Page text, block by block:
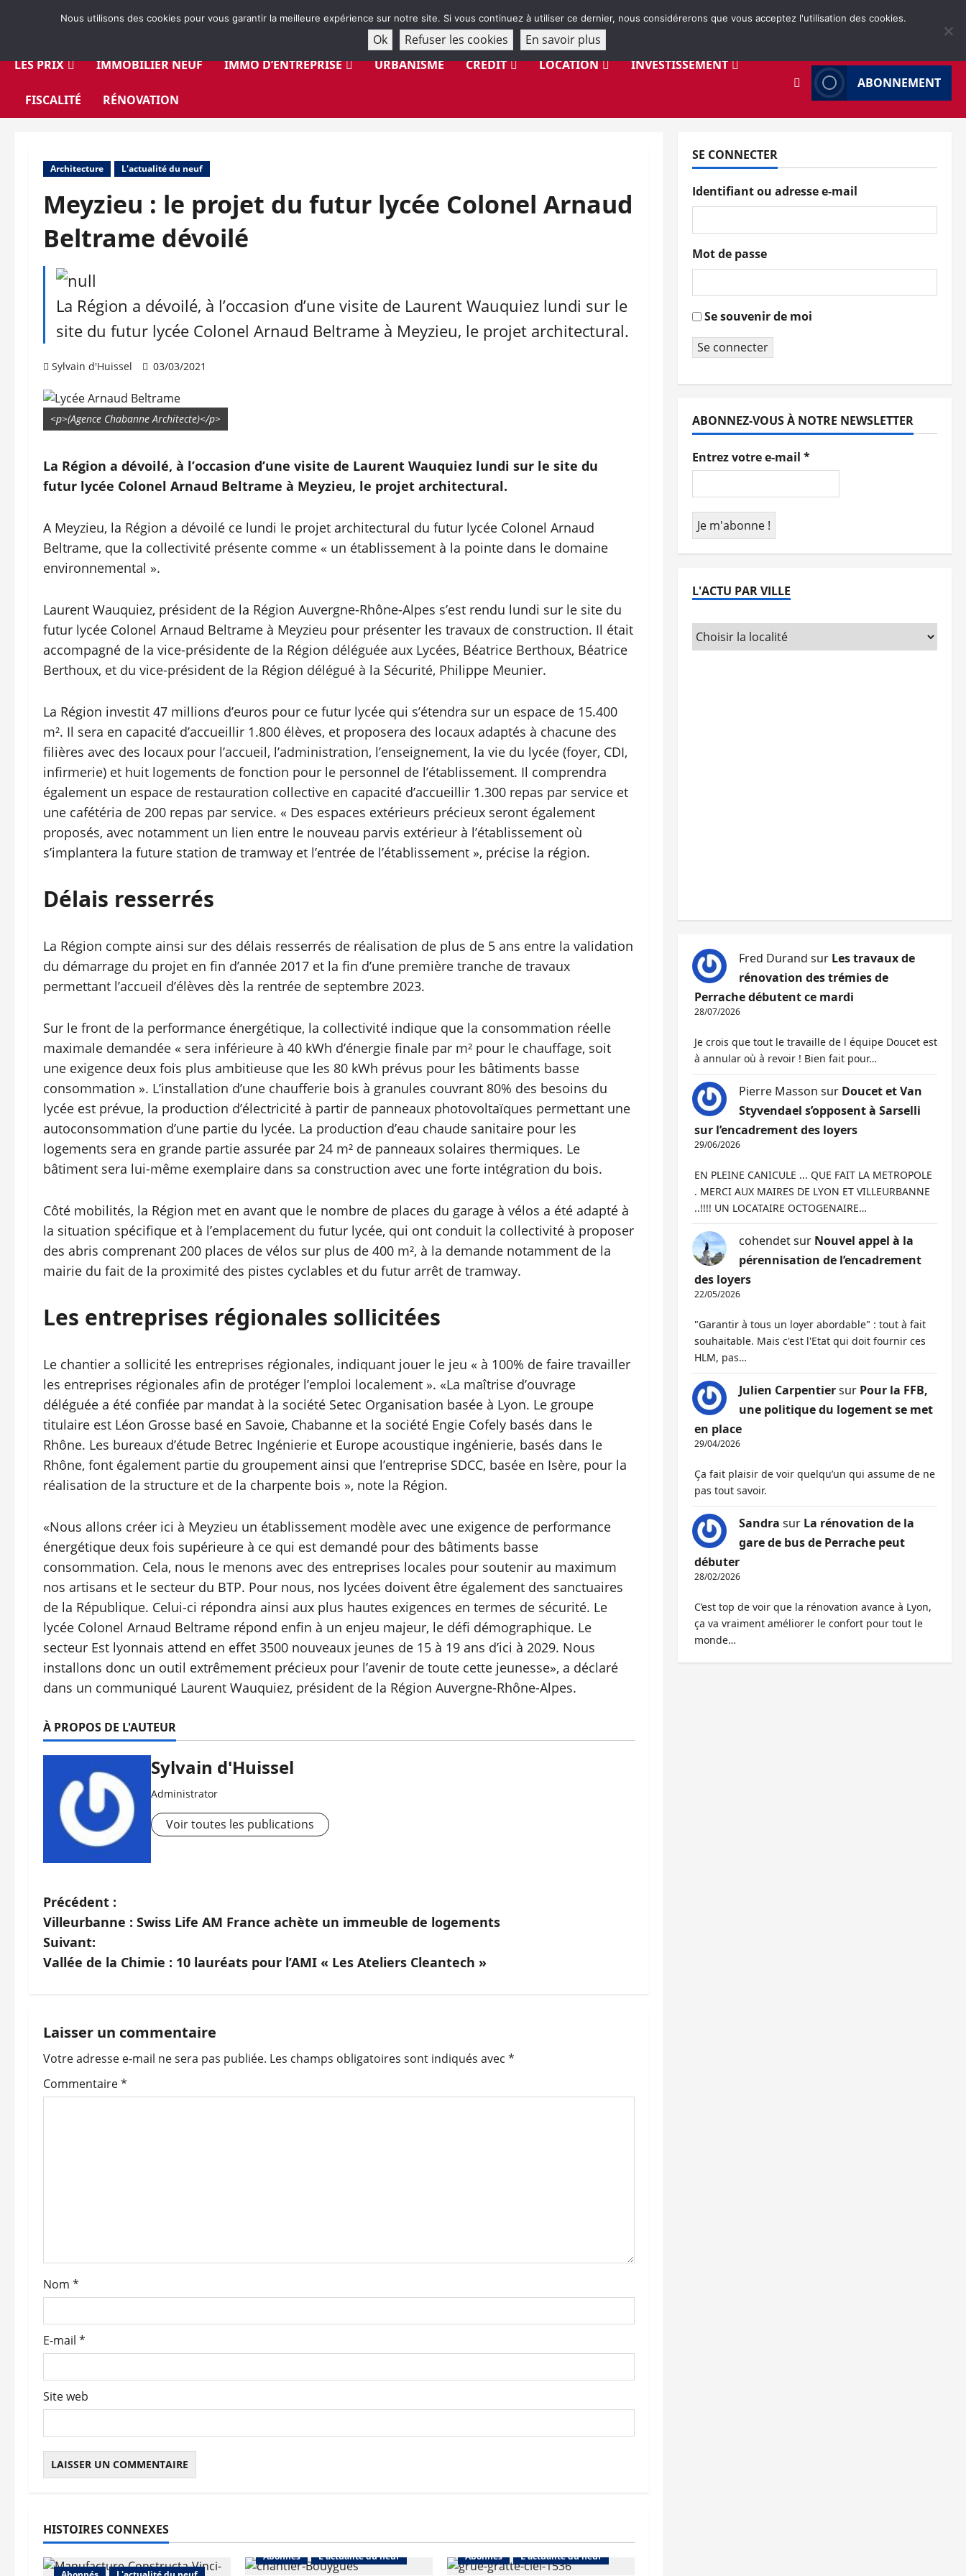
LES PRIX
IMMOBILIER NEUF IMMO D’ENTREPRISE URBANISME CRÉDIT LOCATION INVESTISSEMENT
FISCALITÉ RÉNOVATION
ABONNEMENT
Architecture L'actualité du neuf
Meyzieu : le projet du futur lycée Colonel Arnaud
Beltrame dévoilé
La Région a dévoilé, à l’occasion d’une visite de Laurent Wauquiez lundi sur le
site du futur lycée Colonel Arnaud Beltrame à Meyzieu, le projet architectural.
Sylvain d'Huissel 03/03/2021
<p>(Agence Chabanne Architecte)</p>
La Région a dévoilé, à l’occasion d’une visite de Laurent Wauquiez lundi sur le site du
futur lycée Colonel Arnaud Beltrame à Meyzieu, le projet architectural.
A Meyzieu, la Région a dévoilé ce lundi le projet architectural du futur lycée Colonel Arnaud
Beltrame, que la collectivité présente comme « un établissement à la pointe dans le domaine
environnemental ».
Laurent Wauquiez, président de la Région Auvergne-Rhône-Alpes s’est rendu lundi sur le site du
futur lycée Colonel Arnaud Beltrame à Meyzieu pour présenter les travaux de construction. Il était
accompagné de la vice-présidente de la Région déléguée aux Lycées, Béatrice Berthoux, Béatrice
Berthoux, et du vice-président de la Région délégué à la Sécurité, Philippe Meunier.
La Région investit 47 millions d’euros pour ce futur lycée qui s’étendra sur un espace de 15.400
m². Il sera en capacité d’accueillir 1.800 élèves, et proposera des locaux adaptés à chacune des
filières avec des locaux pour l’accueil, l’administration, l’enseignement, la vie du lycée (foyer, CDI,
infirmerie) et huit logements de fonction pour le personnel de l’établissement. Il comprendra
également un espace de restauration collective en capacité d’accueillir 1.300 repas par service et
une cafétéria de 200 repas par service. « Des espaces extérieurs précieux seront également
proposés, avec notamment un lien entre le nouveau parvis extérieur à l’établissement où
s’implantera la future station de tramway et l’entrée de l’établissement », précise la région.
Délais resserrés
La Région compte ainsi sur des délais resserrés de réalisation de plus de 5 ans entre la validation
du démarrage du projet en fin d’année 2017 et la fin d’une première tranche de travaux
permettant l’accueil d’élèves dès la rentrée de septembre 2023.
Sur le front de la performance énergétique, la collectivité indique que la consommation réelle
maximale demandée « sera inférieure à 40 kWh d’énergie finale par m² pour le chauffage, soit
une exigence deux fois plus ambitieuse que les 80 kWh prévus pour les bâtiments basse
consommation ». L’installation d’une chaufferie bois à granules couvrant 80% des besoins du
lycée est prévue, la production d’électricité à partir de panneaux photovoltaïques permettant une
autoconsommation d’une partie du lycée. La production d’eau chaude sanitaire pour les
logements sera en grande partie assurée par 24 m² de panneaux solaires thermiques. Le
bâtiment sera lui-même exemplaire dans sa construction avec une forte intégration du bois.
Côté mobilités, la Région met en avant que le nombre de places du garage à vélos a été adapté à
la situation spécifique et à l’emplacement du futur lycée, qui ont conduit la collectivité à proposer
des abris comprenant 200 places de vélos sur plus de 400 m², à la demande notamment de la
mairie du fait de la proximité des pistes cyclables et du futur arrêt de tramway.
Les entreprises régionales sollicitées
Le chantier a sollicité les entreprises régionales, indiquant jouer le jeu « à 100% de faire travailler
les entreprises régionales afin de protéger l’emploi localement ». «La maîtrise d’ouvrage
déléguée a été confiée par mandat à la société Setec Organisation basée à Lyon. Le groupe
titulaire est Léon Grosse basé en Savoie, Chabanne et la société Engie Cofely basés dans le
Rhône. Les bureaux d’étude Betrec Ingénierie et Europe acoustique ingénierie, basés dans le
Rhône, font également partie du groupement ainsi que l’entreprise SDCC, basée en Isère, pour la
réalisation de la structure et de la charpente bois », note la Région.
«Nous allons créer ici à Meyzieu un établissement modèle avec une exigence de performance
énergétique deux fois supérieure à ce qui est demandé pour des bâtiments basse
consommation. Cela, nous le menons avec des entreprises locales pour soutenir au maximum
nos artisans et le secteur du BTP. Pour nous, nos lycées doivent être également des sanctuaires
de la République. Celui-ci répondra ainsi aux plus hautes exigences en termes de sécurité. Le
lycée Colonel Arnaud Beltrame répond enfin à un enjeu majeur, le défi démographique. Le
secteur Est lyonnais attend en effet 3500 nouveaux jeunes de 15 à 19 ans d’ici à 2029. Nous
installons donc un outil extrêmement précieux pour l’avenir de toute cette jeunesse», a déclaré
dans un communiqué Laurent Wauquiez, président de la Région Auvergne-Rhône-Alpes.
À PROPOS DE L'AUTEUR
Sylvain d'Huissel
Administrator
Voir toutes les publications
N
a
v
g
a
t
a
r
t
i
c
l
e
Précédent :
Villeurbanne : Swiss Life AM France achète un immeuble de logements
Suivant:
Vallée de la Chimie : 10 lauréats pour l’AMI « Les Ateliers Cleantech »
Laisser un commentaire
Votre adresse e-mail ne sera pas publiée. Les champs obligatoires sont indiqués avec *
Commentaire*
Nom *
E-mail *
Site web
HISTOIRES CONNEXES
Abonnés L'actualité du neuf Abonnés L'actualité du neuf
SE CONNECTER
Identifiant ou adresse e-mail
Mot de passe
Se souvenir de moi
Se connecter
ABONNEZ-VOUS À NOTRE NEWSLETTER
Entrez votre e-mail *
L'ACTU PAR VILLE
Fred Durand sur Les travaux de
rénovation des trémies de
Perrache débutent ce mardi
28/07/2026
Je crois que tout le travaille de l équipe Doucet est
à annular où à revoir ! Bien fait pour…
Pierre Masson sur Doucet et Van
Styvendael s’opposent à Sarselli
sur l’encadrement des loyers
29/06/2026
EN PLEINE CANICULE ... QUE FAIT LA METROPOLE
. MERCI AUX MAIRES DE LYON ET VILLEURBANNE
..!!!! UN LOCATAIRE OCTOGENAIRE…
cohendetsur Nouvel appel à la
pérennisation de l’encadrement
des loyers
22/05/2026
"Garantir à tous un loyer abordable" : tout à fait
souhaitable. Mais c'est l'Etat qui doit fournir ces
HLM, pas…
Julien Carpentiersur Pour la FFB,
une politique du logement se met
en place
29/04/2026
Ça fait plaisir de voir quelqu’un qui assume de ne
pas tout savoir.
Sandra sur La rénovation de la
gare de bus de Perrache peut
débuter
28/02/2026
C’est top de voir que la rénovation avance à Lyon,
ça va vraiment améliorer le confort pour tout le
monde…
Nous utilisons des cookies pour vous garantir la meilleure expérience sur notre site. Si vous continuez à utiliser ce dernier, nous considérerons que vous acceptez l'utilisation des cookies.
Ok Refuser les cookies En savoir plus